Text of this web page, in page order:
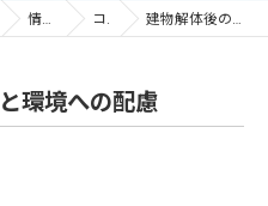
情報ブログ コラム 建物解体後の処理方法と環境への配慮
環境への配慮